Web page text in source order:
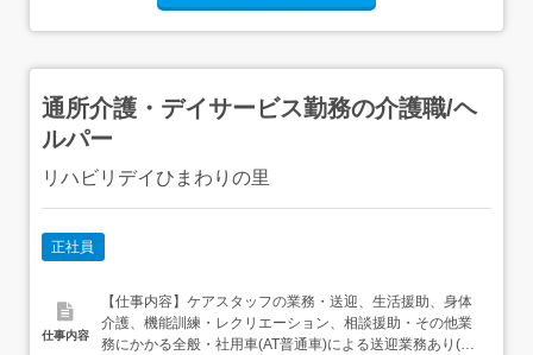
通所介護・デイサービス勤務の介護職/ヘ
ルパー
リハビリデイひまわりの里
正社員
仕事内容
【仕事内容】ケアスタッフの業務・送迎、生活援助、身体
介護、機能訓練・レクリエーション、相談援助・その他業
務にかかる全般・社用車(AT普通車)による送迎業務あり(変